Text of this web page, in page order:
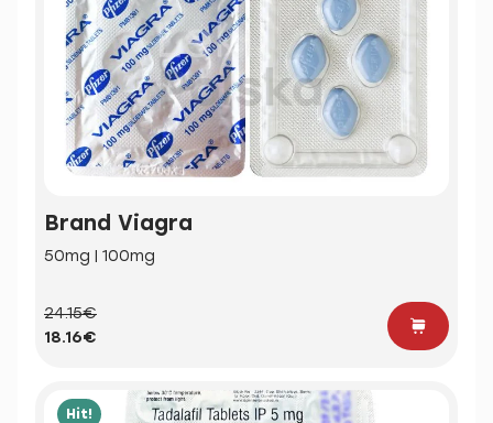
Brand Viagra
50mg | 100mg
24.15€
18.16€
Hit!